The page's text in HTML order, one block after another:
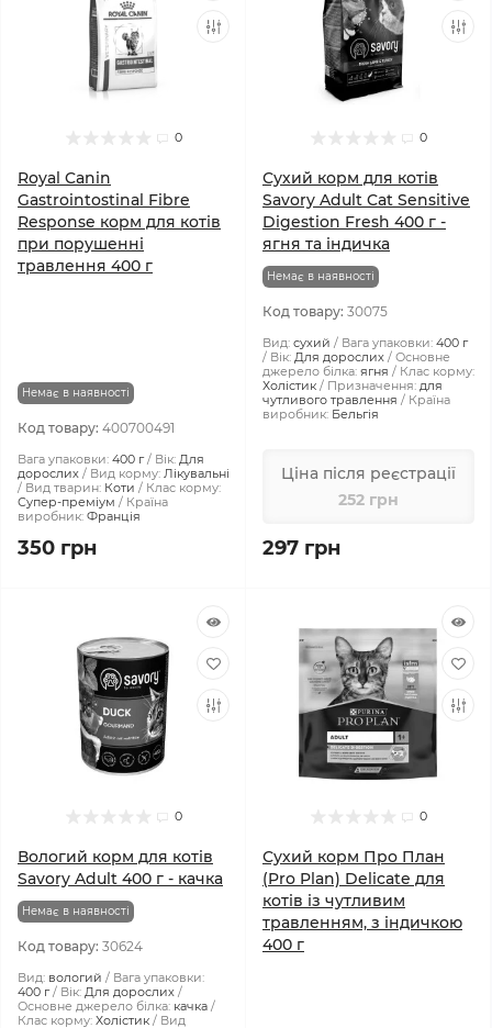
0
Royal Canin
Gastrointostinal Fibre
Response корм для котів
при порушенні
травлення 400 г
Немає в наявності
Код товару: 400700491
Вага упаковки: 400 г Вік: Для
дорослих
Вид корму: Лікувальні
Вид тварин: Коти
Клас корму:
Супер-преміум
Країна
виробник: Франція
350 грн
0
Сухий корм для котів
Savory Adult Cat Sensitive
Digestion Fresh 400 г -
ягня та індичка
Немає в наявності
Код товару: 30075
Вид: сухий Вага упаковки: 400 г
Вік: Для дорослих
Основне
джерело білка: ягня
Клас корму:
Холістик
Призначення: для
чутливого травлення
Країна
виробник: Бельгія
Ціна після реєстрації
252 грн
297 грн
0
Вологий корм для котів
Savory Adult 400 г - качка
Немає в наявності
Код товару: 30624
Вид: вологий
Вага упаковки:
400 г
Вік: Для дорослих
Основне джерело білка: качка
Клас корму: Холістик
Вид
0
Сухий корм Про План
(Pro Plan) Delicate для
котів із чутливим
травленням, з індичкою
400 г